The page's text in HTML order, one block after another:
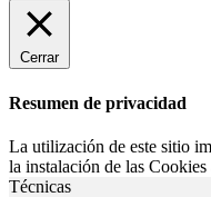
Cerrar
Resumen de privacidad
La utilización de este sitio
la instalación de las
Técnicas